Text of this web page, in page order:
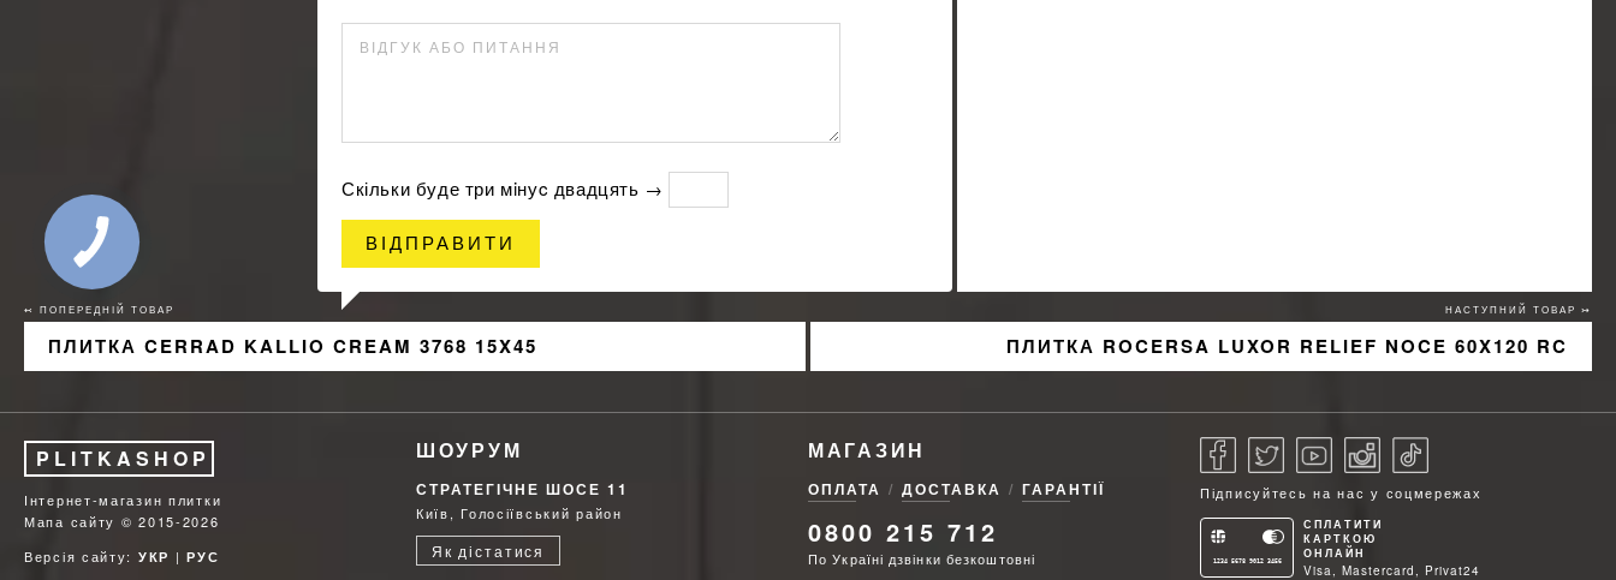
ВІДГУК АБО ПИТАННЯ
Скільки буде три мiнуc двадцять →
ВІДПРАВИТИ
↢ ПОПЕРЕДНІЙ ТОВАР
ПЛИТКА CERRAD KALLIO CREAM 3768 15X45
НАСТУПНИЙ ТОВАР ↣
ПЛИТКА ROCERSA LUXOR RELIEF NOCE 60X120 RC
PLITKASHOP
Інтернет-магазин плитки
Мапа сайту © 2015-2026
Версія сайту: УКР |РУС
ШОУРУМ
СТРАТЕГІЧНЕ ШОСЕ 11
Київ, Голосіївський район
Як дістатися
МАГАЗИН
ОПЛАТА ДОСТАВКА ГАРАНТІЇ
0800 215 712
По Україні дзвінки безкоштовні
Підписуйтесь на нас у соцмережах
1234 5678 9012 3456
СПЛАТИТИ
КАРТКОЮ
ОНЛАЙН
Visa, Mastercard, Privat24